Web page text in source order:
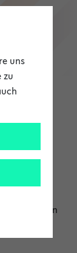
Sie einen
uns
zu